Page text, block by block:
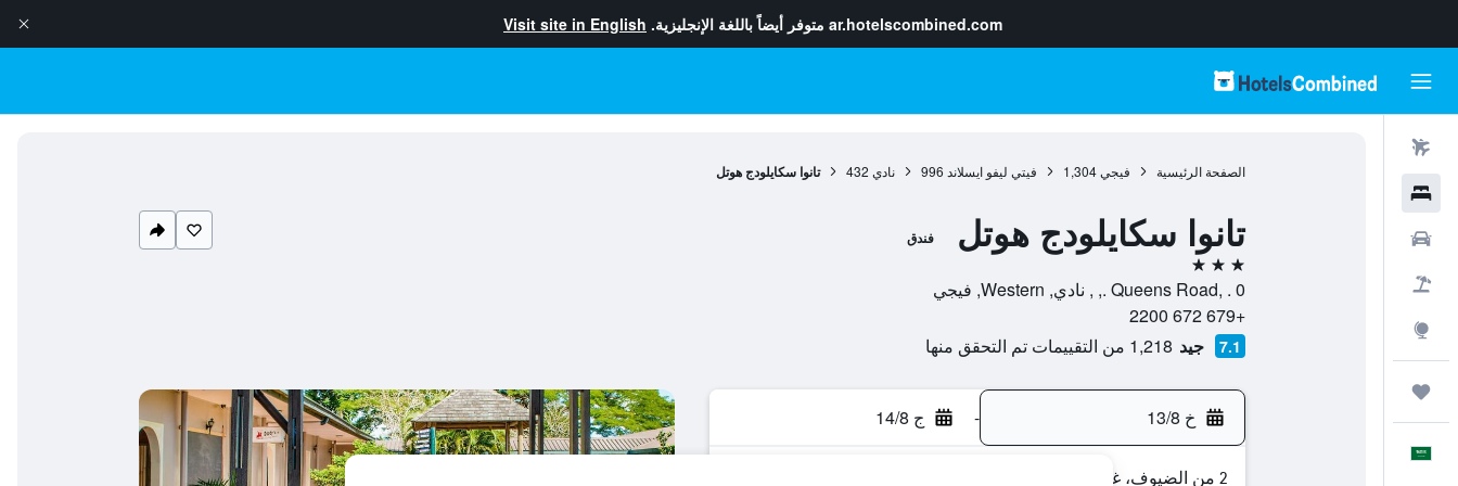
ar.hotelscombined.com متوفر أيضاً باللغة الإنجليزية. Visit site in English
الصفحة الرئيسية فيجي 1,304 فيتي ليفو ايسلاند 996 نادي 432 تانوا سكايلودج هوتل
تانوا سكايلودج هوتل فندق
3 نجوم
Queens Road, . 0 ., , نادي, Western, فيجي
+679 672 2200
7.1 جيد 1,218 من التقييمات تم التحقق منها
خ 13/8 - ج 14/8
2 من الضيوف، غرفة واحدة